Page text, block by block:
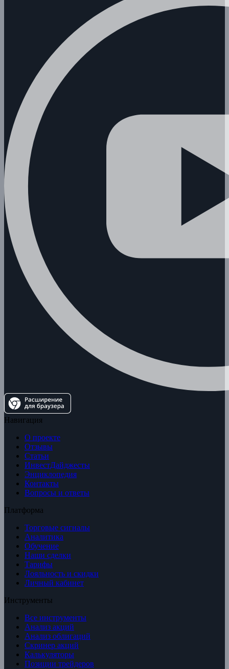
Навигация
О проекте
Отзывы
Статьи
ИнвестДайджесты
Энциклопедия
Контакты
Вопросы и ответы
Платформа
Торговые сигналы
Аналитика
Обучение
Наши сделки
Тарифы
Лояльность и скидки
Личный кабинет
Инструменты
Все инструменты
Анализ акций
Анализ облигаций
Скринер акций
Калькуляторы
Позиции трейдеров